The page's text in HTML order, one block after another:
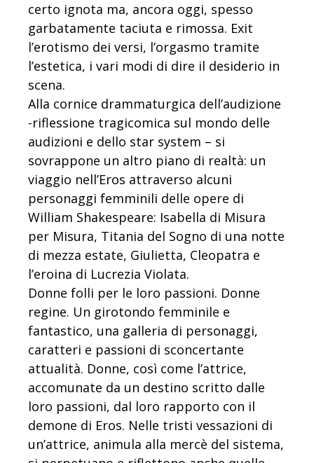
certo ignota ma, ancora oggi, spesso
garbatamente taciuta e rimossa. Exit
l’erotismo dei versi, l’orgasmo tramite
l’estetica, i vari modi di dire il desiderio in
scena.
Alla cornice drammaturgica dell’audizione
-riflessione tragicomica sul mondo delle
audizioni e dello star system – si
sovrappone un altro piano di realtà: un
viaggio nell’Eros attraverso alcuni
personaggi femminili delle opere di
William Shakespeare: Isabella di Misura
per Misura, Titania del Sogno di una notte
di mezza estate, Giulietta, Cleopatra e
l’eroina di Lucrezia Violata.
Donne folli per le loro passioni. Donne
regine. Un girotondo femminile e
fantastico, una galleria di personaggi,
caratteri e passioni di sconcertante
attualità. Donne, così come l’attrice,
accomunate da un destino scritto dalle
loro passioni, dal loro rapporto con il
demone di Eros. Nelle tristi vessazioni di
un’attrice, animula alla mercè del sistema,